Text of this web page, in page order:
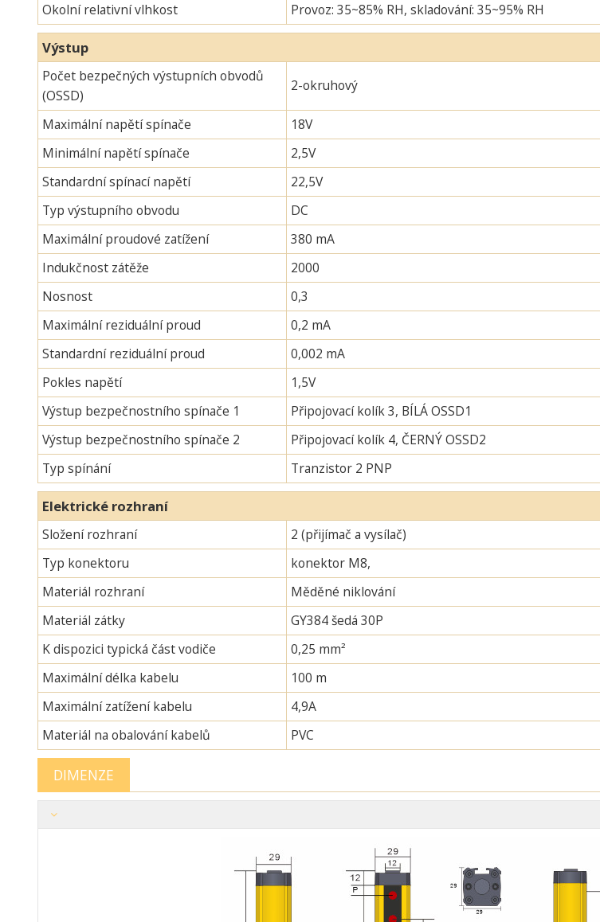
Okolní relativní vlhkost
Provoz: 35~85% RH, skladování: 35~95% RH
Výstup
Počet bezpečných výstupních obvodů
(OSSD)
2-okruhový
Maximální napětí spínače
18V
Minimální napětí spínače
2,5V
Standardní spínací napětí
22,5V
Typ výstupního obvodu
DC
Maximální proudové zatížení
380 mA
Indukčnost zátěže
2000
Nosnost
0,3
Maximální reziduální proud
0,2 mA
Standardní reziduální proud
0,002 mA
Pokles napětí
1,5V
Výstup bezpečnostního spínače 1
Připojovací kolík 3, BÍLÁ OSSD1
Výstup bezpečnostního spínače 2
Připojovací kolík 4, ČERNÝ OSSD2
Typ spínání
Tranzistor 2 PNP
Elektrické rozhraní
Složení rozhraní
2 (přijímač a vysílač)
Typ konektoru
konektor M8,
Materiál rozhraní
Měděné niklování
Materiál zátky
GY384 šedá 30P
K dispozici typická část vodiče
0,25 mm²
Maximální délka kabelu
100 m
Maximální zatížení kabelu
4,9A
Materiál na obalování kabelů
PVC
DIMENZE